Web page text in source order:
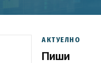
АКТУЕЛНО
Пиши